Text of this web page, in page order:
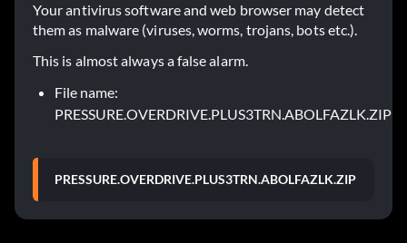
Your antivirus software and web browser may detect
them as malware (viruses, worms, trojans, bots etc.).
This is almost always a false alarm.
File name:
PRESSURE.OVERDRIVE.PLUS3TRN.ABOLFAZLK.ZIP
PRESSURE.OVERDRIVE.PLUS3TRN.ABOLFAZLK.ZIP